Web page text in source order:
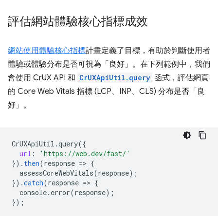
評估網站體驗核心指標成效
網站使用體驗核心指標計畫定義了目標，有助於判斷使用者
體驗或體驗分布是否可視為「良好」。在下列範例中，我們
會使用 CrUX API 和 CrUXApiUtil.query 函式，評估網頁
的 Core Web Vitals 指標 (LCP、INP、CLS) 分布是否「良
好」。
CrUXApiUtil .query({
url :
'https://web.dev/fast/'
}). then(response => {
assessCoreWebVitals(response);
}).catch(response => {
console. error(response);
});